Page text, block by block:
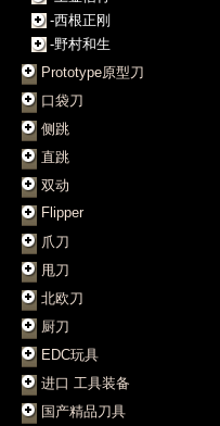
-西根正刚
-野村和生
Prototype原型刀
口袋刀
侧跳
直跳
双动
Flipper
爪刀
甩刀
北欧刀
厨刀
EDC玩具
进口 工具装备
国产精品刀具